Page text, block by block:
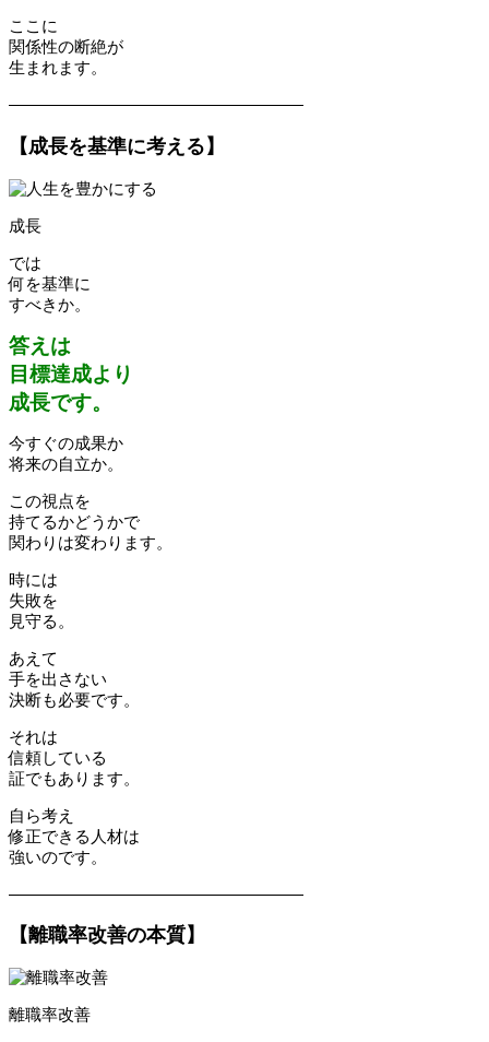
ここに
関係性の断絶が
生まれます。
――――――――――――――――――
【成長を基準に考える】
成長
では
何を基準に
すべきか。
答えは
目標達成より
成長です。
今すぐの成果か
将来の自立か。
この視点を
持てるかどうかで
関わりは変わります。
時には
失敗を
見守る。
あえて
手を出さない
決断も必要です。
それは
信頼している
証でもあります。
自ら考え
修正できる人材は
強いのです。
――――――――――――――――――
【離職率改善の本質】
離職率改善